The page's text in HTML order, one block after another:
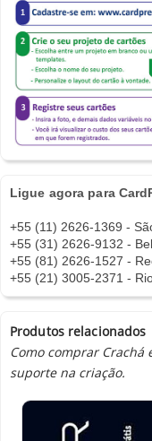
Ligue agora para
+55 (11) 2626-1369 -
+55 (31) 2626-9132 -
+55 (81) 2626-1527 -
+55 (21) 3005-2371 -
Produtos relacionados
Como comprar Crachá
suporte na criação.